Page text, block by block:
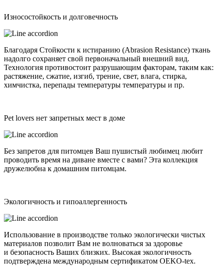
Износостойкость и долговечность
Благодаря Стойкости к истиранию (Abrasion Resistance) ткань
надолго сохраняет свой первоначальный внешний вид.
Технология противостоит разрушающим факторам, таким как:
растяжение, сжатие, изгиб, трение, свет, влага, стирка,
химчистка, перепады температуры температуры и пр.
Pet lovers нет запретных мест в доме
Без запретов для питомцев Ваш пушистый любимец любит
проводить время на диване вместе с вами? Эта коллекция
дружелюбна к домашним питомцам.
Экологичность и гипоаллергенность
Использование в производстве только экологически чистых
материалов позволит Вам не волноваться за здоровье
и безопасность Ваших близких. Высокая экологичность
подтверждена международным сертификатом OEKO-tex.